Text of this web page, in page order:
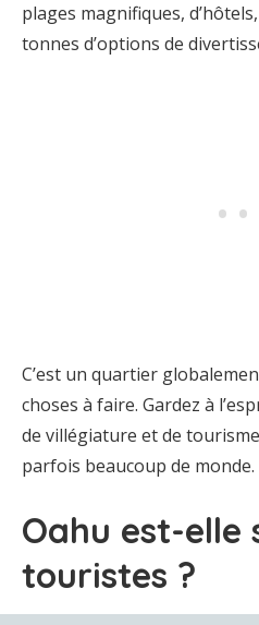
plages magnifiques,
tonnes d’options de
C’est un quartier
choses à faire. Gardez à
de villégiature et de tourisme
parfois beaucoup de monde.
Oahu est-elle
touristes ?